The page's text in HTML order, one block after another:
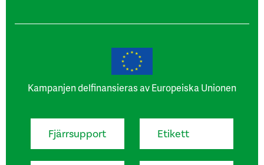
Kampanjen delfinansieras av Europeiska Unionen
Fjärrsupport Etikett